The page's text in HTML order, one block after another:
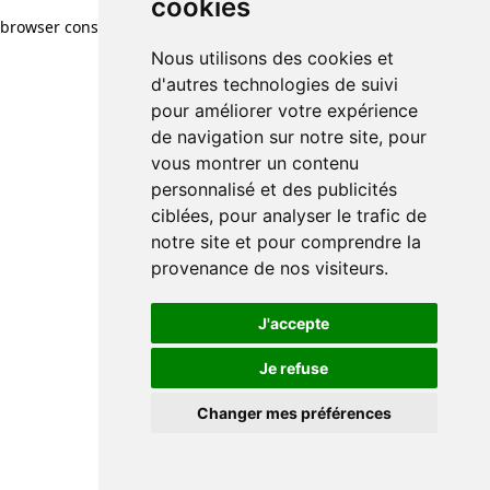
cookies
Nous utilisons des cookies et
d'autres technologies de suivi
pour améliorer votre expérience
de navigation sur notre site, pour
vous montrer un contenu
personnalisé et des publicités
ciblées, pour analyser le trafic de
notre site et pour comprendre la
provenance de nos visiteurs.
J'accepte
Je refuse
Changer mes préférences
browser console for more information)